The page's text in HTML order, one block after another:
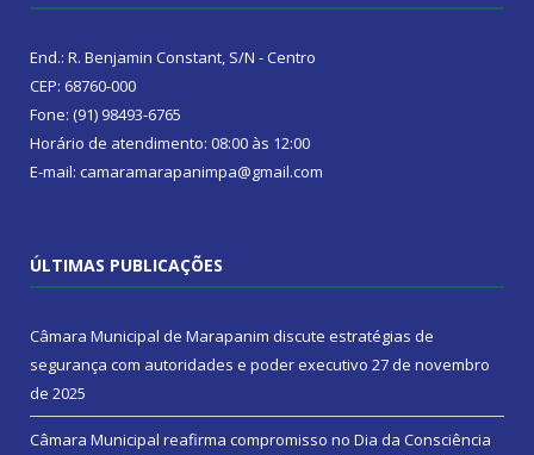
End.: R. Benjamin Constant, S/N - Centro
CEP: 68760-000
Fone: (91) 98493-6765
Horário de atendimento: 08:00 às 12:00
E-mail: camaramarapanimpa@gmail.com
ÚLTIMAS PUBLICAÇÕES
Câmara Municipal de Marapanim discute estratégias de
segurança com autoridades e poder executivo 27 de novembro
de 2025
Câmara Municipal reafirma compromisso no Dia da Consciência